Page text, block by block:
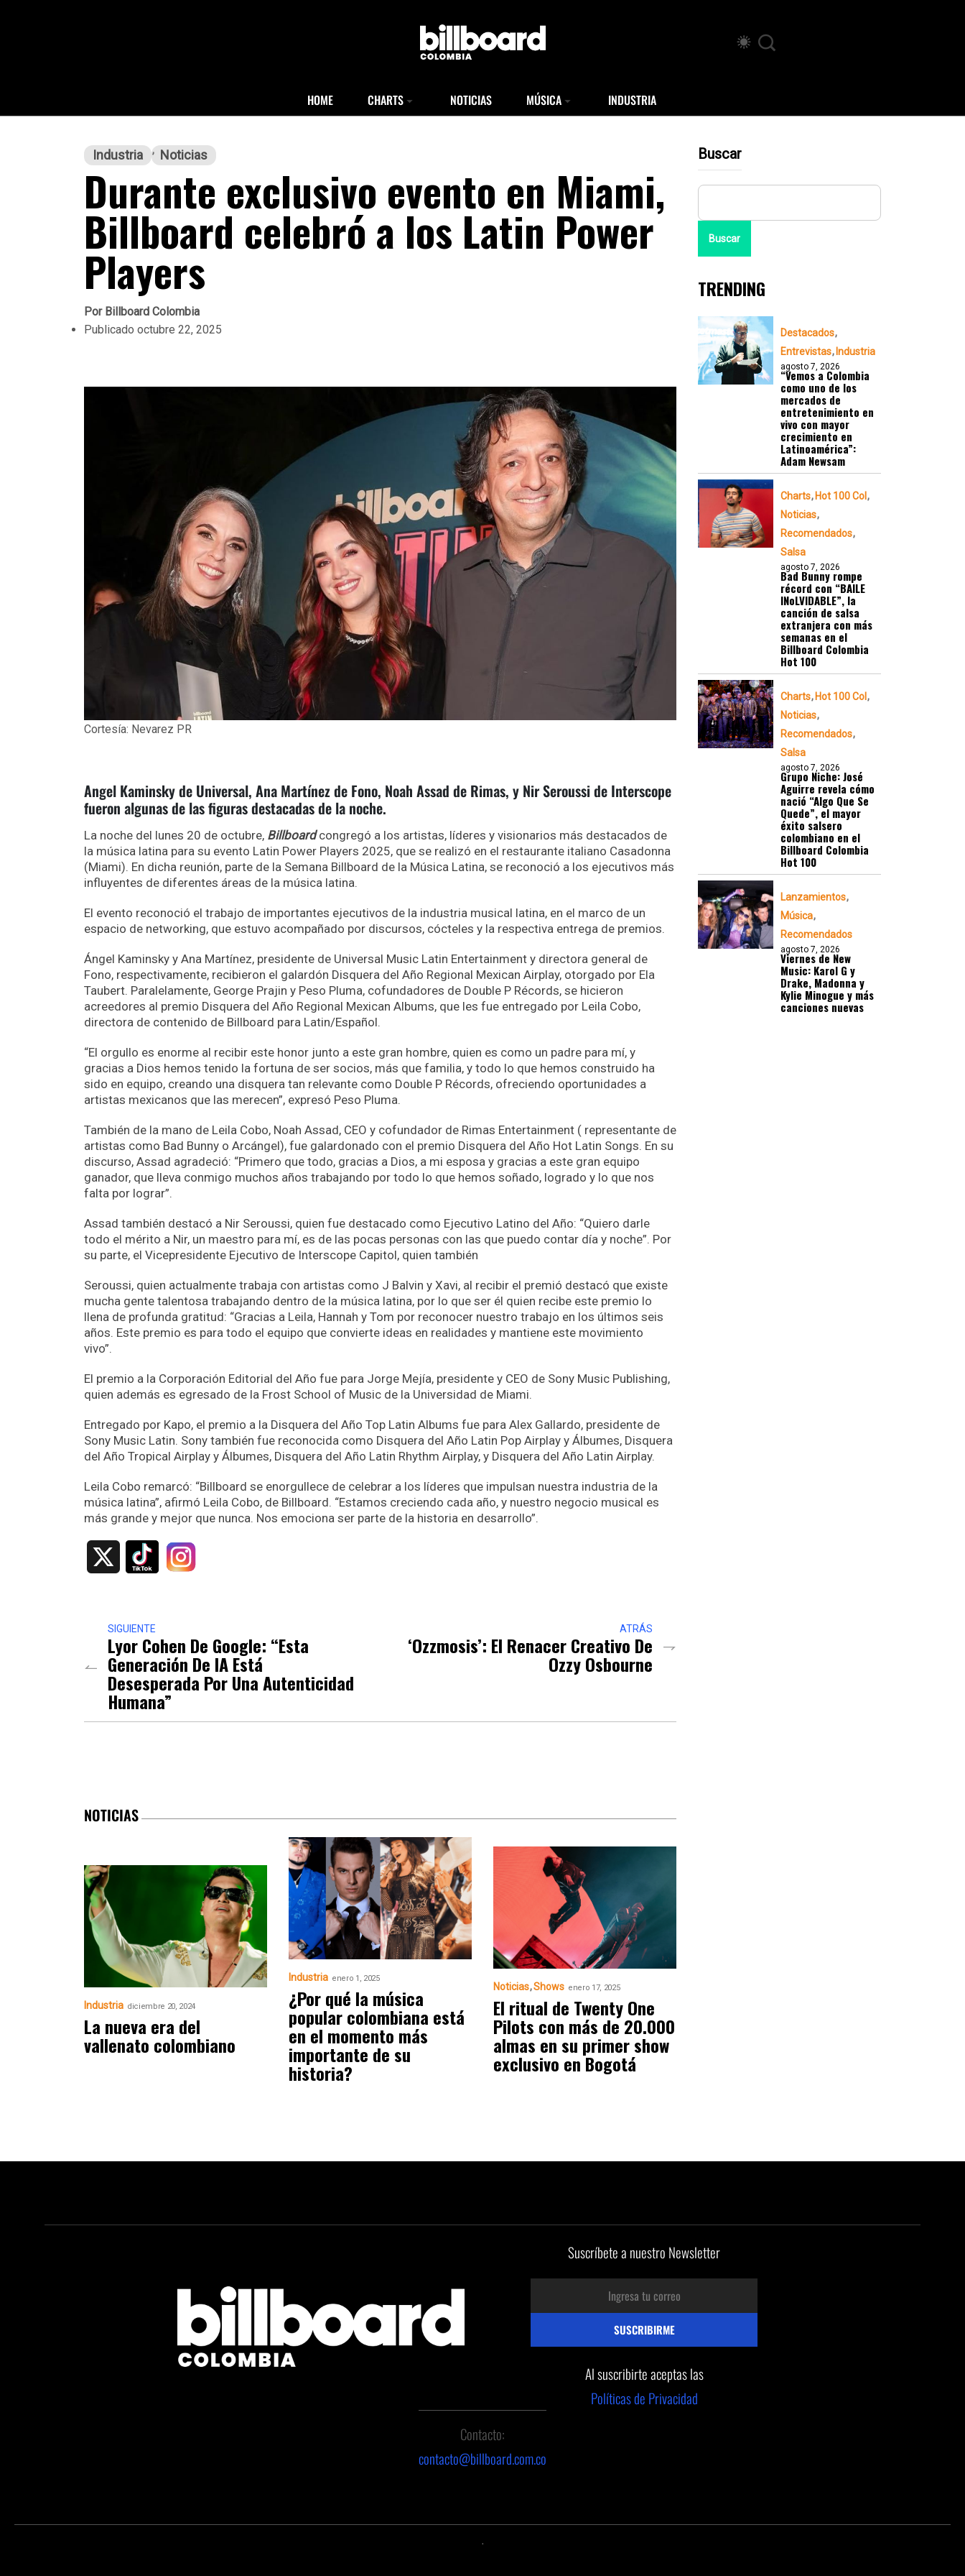
HOME CHARTS NOTICIAS MÚSICA INDUSTRIA
Industria Noticias
Durante exclusivo evento en Miami,
Billboard celebró a los Latin Power
Players
PorBillboard Colombia
Publicado octubre 22, 2025
Cortesía: Nevarez PR
Angel Kaminsky de Universal, Ana Martínez de Fono, Noah Assad de Rimas, y Nir Seroussi de Interscope
fueron algunas de las figuras destacadas de la noche.
La noche del lunes 20 de octubre, Billboardcongregó a los artistas, líderes y visionarios más destacados de
la música latina para su evento Latin Power Players 2025, que se realizó en el restaurante italiano Casadonna
(Miami). En dicha reunión, parte de la Semana Billboard de la Música Latina, se reconoció a los ejecutivos más
influyentes de diferentes áreas de la música latina.
El evento reconoció el trabajo de importantes ejecutivos de la industria musical latina, en el marco de un
espacio de networking, que estuvo acompañado por discursos, cócteles y la respectiva entrega de premios.
Ángel Kaminsky y Ana Martínez, presidente de Universal Music Latin Entertainment y directora general de
Fono, respectivamente, recibieron el galardón Disquera del Año Regional Mexican Airplay, otorgado por Ela
Taubert. Paralelamente, George Prajin y Peso Pluma, cofundadores de Double P Récords, se hicieron
acreedores al premio Disquera del Año Regional Mexican Albums, que les fue entregado por Leila Cobo,
directora de contenido de Billboard para Latin/Español.
“El orgullo es enorme al recibir este honor junto a este gran hombre, quien es como un padre para mí, y
gracias a Dios hemos tenido la fortuna de ser socios, más que familia, y todo lo que hemos construido ha
sido en equipo, creando una disquera tan relevante como Double P Récords, ofreciendo oportunidades a
artistas mexicanos que las merecen”, expresó Peso Pluma.
También de la mano de Leila Cobo, Noah Assad, CEO y cofundador de Rimas Entertainment ( representante de
artistas como Bad Bunny o Arcángel), fue galardonado con el premio Disquera del Año Hot Latin Songs. En su
discurso, Assad agradeció: “Primero que todo, gracias a Dios, a mi esposa y gracias a este gran equipo
ganador, que lleva conmigo muchos años trabajando por todo lo que hemos soñado, logrado y lo que nos
falta por lograr”.
Assad también destacó a Nir Seroussi, quien fue destacado como Ejecutivo Latino del Año: “Quiero darle
todo el mérito a Nir, un maestro para mí, es de las pocas personas con las que puedo contar día y noche”. Por
su parte, el Vicepresidente Ejecutivo de Interscope Capitol, quien también
Seroussi, quien actualmente trabaja con artistas como J Balvin y Xavi, al recibir el premió destacó que existe
mucha gente talentosa trabajando dentro de la música latina, por lo que ser él quien recibe este premio lo
llena de profunda gratitud: “Gracias a Leila, Hannah y Tom por reconocer nuestro trabajo en los últimos seis
años. Este premio es para todo el equipo que convierte ideas en realidades y mantiene este movimiento
vivo”.
El premio a la Corporación Editorial del Año fue para Jorge Mejía, presidente y CEO de Sony Music Publishing,
quien además es egresado de la Frost School of Music de la Universidad de Miami.
Entregado por Kapo, el premio a la Disquera del Año Top Latin Albums fue para Alex Gallardo, presidente de
Sony Music Latin. Sony también fue reconocida como Disquera del Año Latin Pop Airplay y Álbumes, Disquera
del Año Tropical Airplay y Álbumes, Disquera del Año Latin Rhythm Airplay, y Disquera del Año Latin Airplay.
Leila Cobo remarcó: “Billboard se enorgullece de celebrar a los líderes que impulsan nuestra industria de la
música latina”, afirmó Leila Cobo, de Billboard. “Estamos creciendo cada año, y nuestro negocio musical es
más grande y mejor que nunca. Nos emociona ser parte de la historia en desarrollo”.
SIGUIENTE
Lyor Cohen De Google: “esta
Generación De IA Está
Desesperada Por Una Autenticidad
Humana”
ATRÁS
‘Ozzmosis’: El Renacer Creativo De
Ozzy Osbourne
Buscar
Buscar
TRENDING
Destacados
Entrevistas Industria
agosto 7, 2026
“Vemos a Colombia
como uno de los
mercados de
entretenimiento en
vivo con mayor
crecimiento en
Latinoamérica”:
Adam Newsam
Charts Hot 100 Col
Noticias
Recomendados
Salsa
agosto 7, 2026
Bad Bunny rompe
récord con “BAILE
INoLVIDABLE”, la
canción de salsa
extranjera con más
semanas en el
Billboard Colombia
Hot 100
Charts Hot 100 Col
Noticias
Recomendados
Salsa
agosto 7, 2026
Grupo Niche: José
Aguirre revela cómo
nació “Algo Que Se
Quede”, el mayor
éxito salsero
colombiano en el
Billboard Colombia
Hot 100
Lanzamientos
Música
Recomendados
agosto 7, 2026
Viernes de New
Music: Karol G y
Drake, Madonna y
Kylie Minogue y más
canciones nuevas
NOTICIAS
Industria diciembre 20, 2024
La nueva era del
vallenato colombiano
Industria enero 1, 2025
¿Por qué la música
popular colombiana está
en el momento más
importante de su
historia?
Noticias Shows enero 17, 2025
El ritual de Twenty One
Pilots con más de 20.000
almas en su primer show
exclusivo en Bogotá
Suscríbete a nuestro Newsletter
Al suscribirte aceptas las
Políticas de Privacidad
Contacto:
contacto@billboard.com.co
.